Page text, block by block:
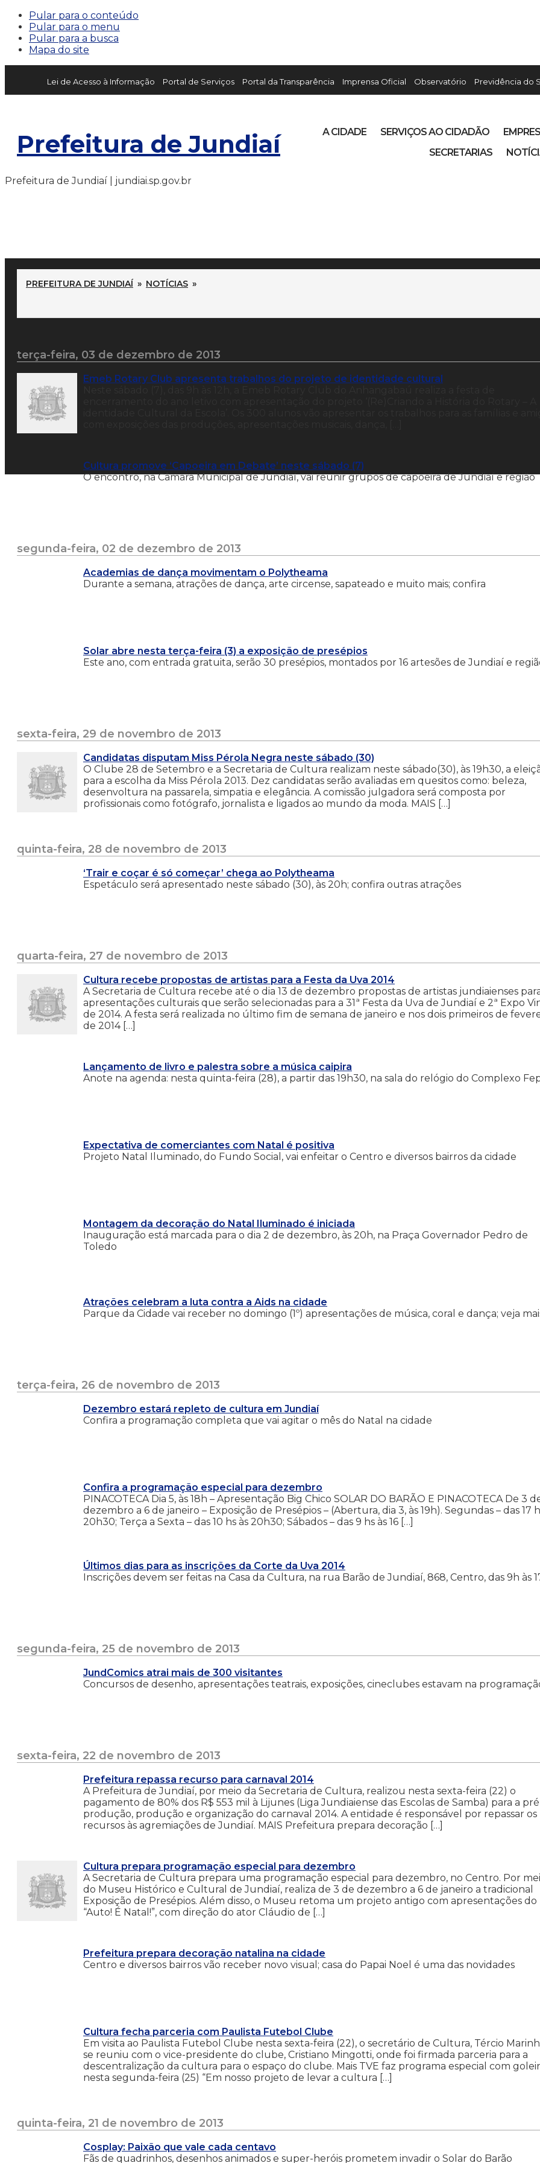
Pular para o conteúdo
Pular para o menu
Pular para a busca
Mapa do site
Lei de Acesso à Informação Portal de Serviços Portal da Transparência Imprensa Oficial Observatório Previdência do
Prefeitura de Jundiaí A CIDADE SERVIÇOS AO CIDADÃO
SECRETARIAS
Prefeitura de Jundiaí | jundiai.sp.gov.br
PREFEITURA DE JUNDIAÍ » NOTÍCIAS »
terça-feira, 03 de dezembro de 2013
Emeb Rotary Club apresenta trabalhos do projeto de identidade cultural
Cultura promove ‘Capoeira em Debate’ neste sábado (7)
O encontro, na Câmara Municipal de Jundiaí, vai reunir grupos de capoeira de Jundiaí e região
segunda-feira, 02 de dezembro de 2013
Academias de dança movimentam o Polytheama
Durante a semana, atrações de dança, arte circense, sapateado e muito mais; confira
Solar abre nesta terça-feira (3) a exposição de presépios
Este ano, com entrada gratuita, serão 30 presépios, montados por 16 artesões de Jundiaí e
sexta-feira, 29 de novembro de 2013
Candidatas disputam Miss Pérola Negra neste sábado (30)
O Clube 28 de Setembro e a Secretaria de Cultura realizam neste sábado(30), às 19h30, a
para a escolha da Miss Pérola 2013. Dez candidatas serão avaliadas em quesitos como: beleza,
desenvoltura na passarela, simpatia e elegância. A comissão julgadora será composta por
profissionais como fotógrafo, jornalista e ligados ao mundo da moda. MAIS […]
quinta-feira, 28 de novembro de 2013
‘Trair e coçar é só começar’ chega ao Polytheama
Espetáculo será apresentado neste sábado (30), às 20h; confira outras atrações
quarta-feira, 27 de novembro de 2013
Cultura recebe propostas de artistas para a Festa da Uva 2014
A Secretaria de Cultura recebe até o dia 13 de dezembro propostas de artistas jundiaienses
apresentações culturais que serão selecionadas para a 31ª Festa da Uva de Jundiaí e 2ª Expo
de 2014. A festa será realizada no último fim de semana de janeiro e nos dois primeiros de
de 2014 […]
Lançamento de livro e palestra sobre a música caipira
Anote na agenda: nesta quinta-feira (28), a partir das 19h30, na sala do relógio do Complexo
Expectativa de comerciantes com Natal é positiva
Projeto Natal Iluminado, do Fundo Social, vai enfeitar o Centro e diversos bairros da cidade
Montagem da decoração do Natal Iluminado é iniciada
Inauguração está marcada para o dia 2 de dezembro, às 20h, na Praça Governador Pedro de
Toledo
Atrações celebram a luta contra a Aids na cidade
Parque da Cidade vai receber no domingo (1º) apresentações de música, coral e dança; veja
terça-feira, 26 de novembro de 2013
Dezembro estará repleto de cultura em Jundiaí
Confira a programação completa que vai agitar o mês do Natal na cidade
Confira a programação especial para dezembro
PINACOTECA Dia 5, às 18h – Apresentação Big Chico SOLAR DO BARÃO E PINACOTECA De 3
dezembro a 6 de janeiro – Exposição de Presépios – (Abertura, dia 3, às 19h). Segundas – das 17
20h30; Terça a Sexta – das 10 hs às 20h30; Sábados – das 9 hs às 16 […]
Últimos dias para as inscrições da Corte da Uva 2014
Inscrições devem ser feitas na Casa da Cultura, na rua Barão de Jundiaí, 868, Centro, das 9h às
segunda-feira, 25 de novembro de 2013
JundComics atrai mais de 300 visitantes
Concursos de desenho, apresentações teatrais, exposições, cineclubes estavam na
sexta-feira, 22 de novembro de 2013
Prefeitura repassa recurso para carnaval 2014
A Prefeitura de Jundiaí, por meio da Secretaria de Cultura, realizou nesta sexta-feira (22) o
pagamento de 80% dos R$ 553 mil à Lijunes (Liga Jundiaiense das Escolas de Samba) para a
produção, produção e organização do carnaval 2014. A entidade é responsável por repassar os
recursos às agremiações de Jundiaí. MAIS Prefeitura prepara decoração […]
Cultura prepara programação especial para dezembro
A Secretaria de Cultura prepara uma programação especial para dezembro, no Centro. Por
do Museu Histórico e Cultural de Jundiaí, realiza de 3 de dezembro a 6 de janeiro a tradicional
Exposição de Presépios. Além disso, o Museu retoma um projeto antigo com apresentações do
“Auto! É Natal!”, com direção do ator Cláudio de […]
Prefeitura prepara decoração natalina na cidade
Centro e diversos bairros vão receber novo visual; casa do Papai Noel é uma das novidades
Cultura fecha parceria com Paulista Futebol Clube
Em visita ao Paulista Futebol Clube nesta sexta-feira (22), o secretário de Cultura, Tércio
se reuniu com o vice-presidente do clube, Cristiano Mingotti, onde foi firmada parceria para a
descentralização da cultura para o espaço do clube. Mais TVE faz programa especial com
nesta segunda-feira (25) “Em nosso projeto de levar a cultura […]
quinta-feira, 21 de novembro de 2013
Cosplay: Paixão que vale cada centavo
Fãs de quadrinhos, desenhos animados e super-heróis prometem invadir o Solar do Barão